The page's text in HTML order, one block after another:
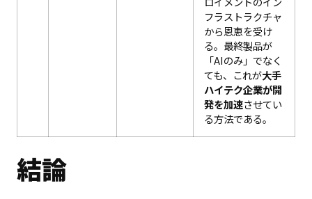
フラストラクチャ
から恩恵を受け
る。最終製品が
「AIのみ」でなく
ても、これが大手
ハイテク企業が開
発を加速させてい
る方法である。
結論